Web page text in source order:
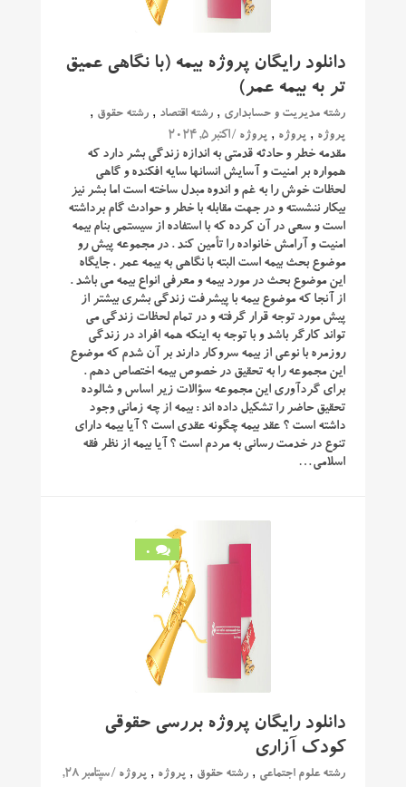
دانلود رایگان پروژه بیمه (با نگاهی عمیق
تر به بیمه عمر)
رشته مدیریت و حسابداری ,رشته اقتصاد ,رشته حقوق ,
پروژه , پروژه , پروژه / اکتبر 5, 2024
مقدمه خطر و حادثه قدمتی به اندازه زندگی بشر دارد که
همواره بر امنیت و آسایش انسانها سایه افکنده و گاهی
لحظات خوش را به غم و اندوه مبدل ساخته است اما بشر نیز
بیکار ننشسته و در جهت مقابله با خطر و حوادث گام برداشته
است و سعی در آن کرده که با استفاده از سیستمی بنام بیمه
امنیت و آرامش خانواده را تأمین کند . در مجموعه پیش رو
موضوع بحث بیمه است البته با نگاهی به بیمه عمر ، جایگاه
این موضوع بحث در مورد بیمه و معرفی انواع بیمه می باشد .
از آنجا که موضوع بیمه با پیشرفت زندگی بشری بیشتر از
پیش مورد توجه قرار گرفته و در تمام لحظات زندگی می
تواند کارگر باشد و با توجه به اینکه همه افراد در زندگی
روزمره با نوعی از بیمه سروکار دارند بر آن شدم که موضوع
این مجموعه را به تحقیق در خصوص بیمه اختصاص دهم .
برای گردآوری این مجموعه سؤالات زیر اساس و شالوده
تحقیق حاضر را تشکیل داده اند : بیمه از چه زمانی وجود
داشته است ؟ عقد بیمه چگونه عقدی است ؟ آیا بیمه دارای
تنوع در خدمت رسانی به مردم است ؟ آیا بیمه از نظر فقه
اسلامی…
0
دانلود رایگان پروژه بررسی حقوقی
کودک آزاری
رشته علوم اجتماعی ,رشته حقوق , پروژه , پروژه
/ سپتامبر 28,